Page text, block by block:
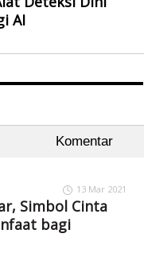
AI
Komentar
13 Mar 2021
Simbol Cinta
bagi